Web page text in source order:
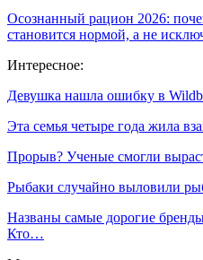
Осознанный рацион 2026:
становится нормой, а не
Интересное:
Девушка нашла ошибку в
Эта семья четыре года жила
Прорыв? Ученые смогли
Рыбаки случайно выловили
Названы самые дорогие
Кто…